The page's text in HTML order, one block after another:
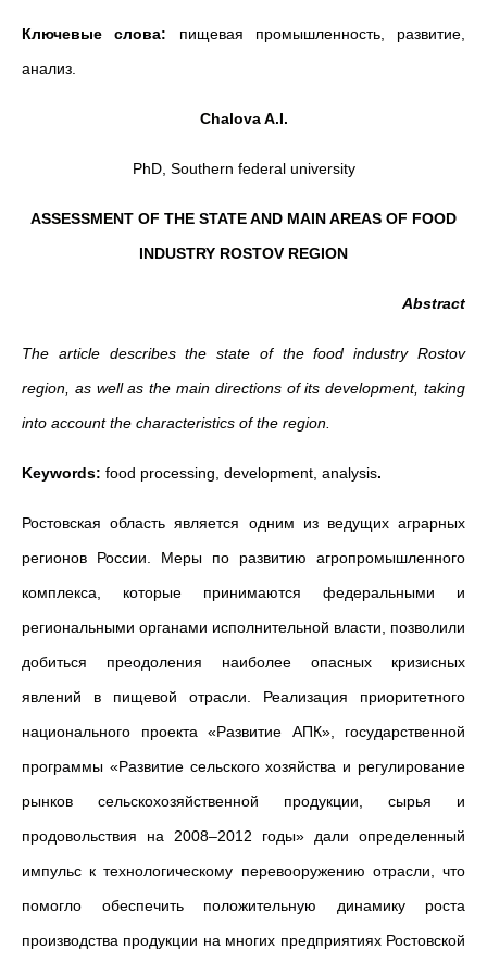
Ключевые слова: пищевая промышленность, развитие,
анализ.
Chalova A.I.
PhD, Southern federal university
ASSESSMENT OF THE STATE AND MAIN AREAS OF FOOD
INDUSTRY ROSTOV REGION
Abstract
The article describes the state of the food industry Rostov
region, as well as the main directions of its development, taking
into account the characteristics of the region.
Keywords: food processing, development, analysis.
Ростовская область является одним из ведущих аграрных
регионов России. Меры по развитию агропромышленного
комплекса, которые принимаются федеральными и
региональными органами исполнительной власти, позволили
добиться преодоления наиболее опасных кризисных
явлений в пищевой отрасли. Реализация приоритетного
национального проекта «Развитие АПК», государственной
программы «Развитие сельского хозяйства и регулирование
рынков сельскохозяйственной продукции, сырья и
продовольствия на 2008–2012 годы» дали определенный
импульс к технологическому перевооружению отрасли, что
помогло обеспечить положительную динамику роста
производства продукции на многих предприятиях Ростовской